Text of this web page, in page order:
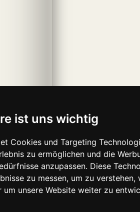
ist uns wichtig
Cookies und Targeting
zu ermöglichen und die
anzupassen. Diese
zu messen, um zu verstehen,
um unsere Website weiter zu